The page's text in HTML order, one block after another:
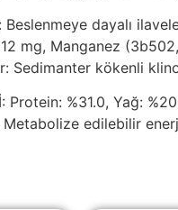
Beslenmeye dayalı
mg, Manganez
Sedimanter kökenli
Protein: %31.0, Yağ:
edilebilir